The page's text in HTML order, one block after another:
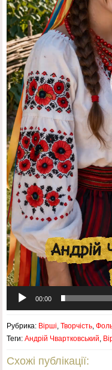
00:00
Рубрика: Вірші ,Творчість ,
Теги:Андрій Чвартковський
Схожі публікації: